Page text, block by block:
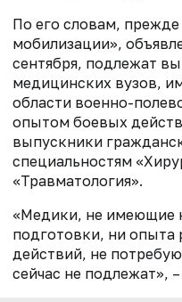
По его словам, прежде
мобилизации»,
сентября, подлежат
медицинских вузов,
области военно-
опытом боевых
выпускники
специальностям
«Травматология».
«Медики, не имеющие
подготовки, ни опыта
действий, не
сейчас не подлежат»,